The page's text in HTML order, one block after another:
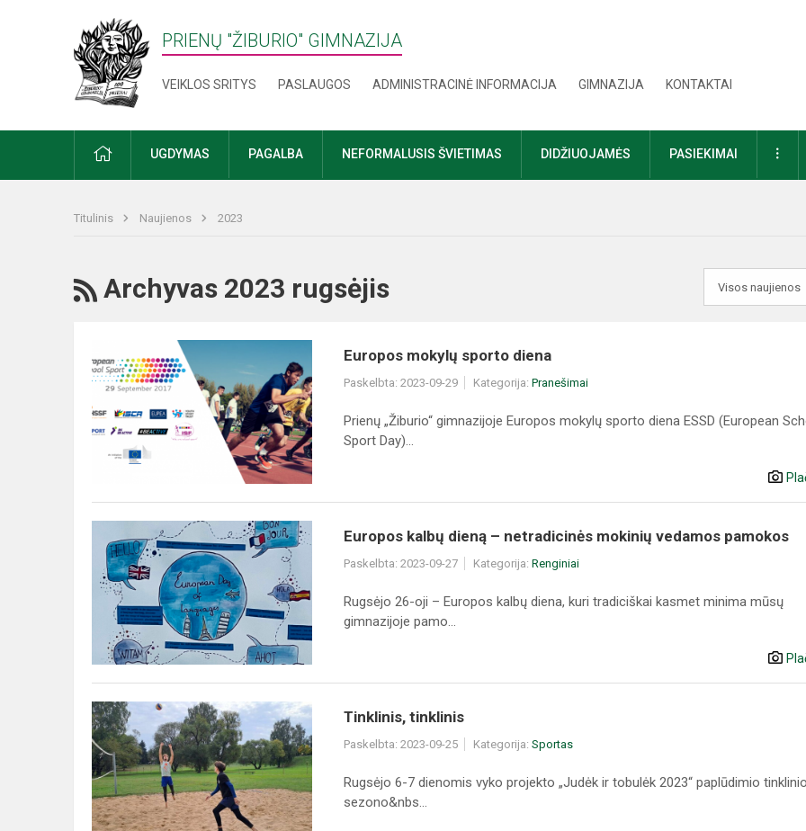
PRIENŲ "ŽIBURIO" GIMNAZIJA
VEIKLOS SRITYS PASLAUGOS ADMINISTRACINĖ INFORMACIJA GIMNAZIJA KONTAKTAI
PRADŽIAUGDYMAS PAGALBA NEFORMALUSIS ŠVIETIMAS DIDŽIUOJAMĖS PASIEKIMAI
Titulinis Naujienos 2023
RSS
Archyvas 2023 rugsėjis
mokylų
sporto
diena
Europos mokylų sporto diena
Paskelbta: 2023-09-29 Kategorija: Pranešimai
Prienų „Žiburio“ gimnazijoje Europos mokylų sporto diena ESSD (European
Sport Day)...
kalbų
dieną
netradicinės
mokinių
vedamos
pamokos
Europos kalbų dieną – netradicinės mokinių vedamos pamokos
Paskelbta: 2023-09-27 Kategorija: Renginiai
Rugsėjo 26-oji – Europos kalbų diena, kuri tradiciškai kasmet minima mūsų
gimnazijoje pamo...
Tinklinis,
tinklinis
Tinklinis, tinklinis
Paskelbta: 2023-09-25 Kategorija: Sportas
Rugsėjo 6-7 dienomis vyko projekto „Judėk ir tobulėk 2023“ paplūdimio
sezono&nbs...